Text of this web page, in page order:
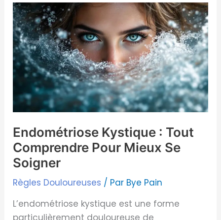
Endométriose Kystique : Tout
Comprendre Pour Mieux Se
Soigner
Règles Douloureuses / Par Bye Pain
L’endométriose kystique est une forme
particulièrement douloureuse de
Endométriose
Kystique
:
Tout
Comprendre
Pour
Mieux
Se